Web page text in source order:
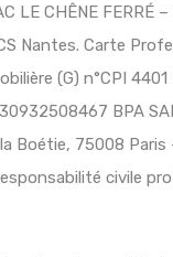
LE CHÊNE FERRÉ
Nantes. Carte
(G) n°CPI
BPA
Boétie, 75008
civile